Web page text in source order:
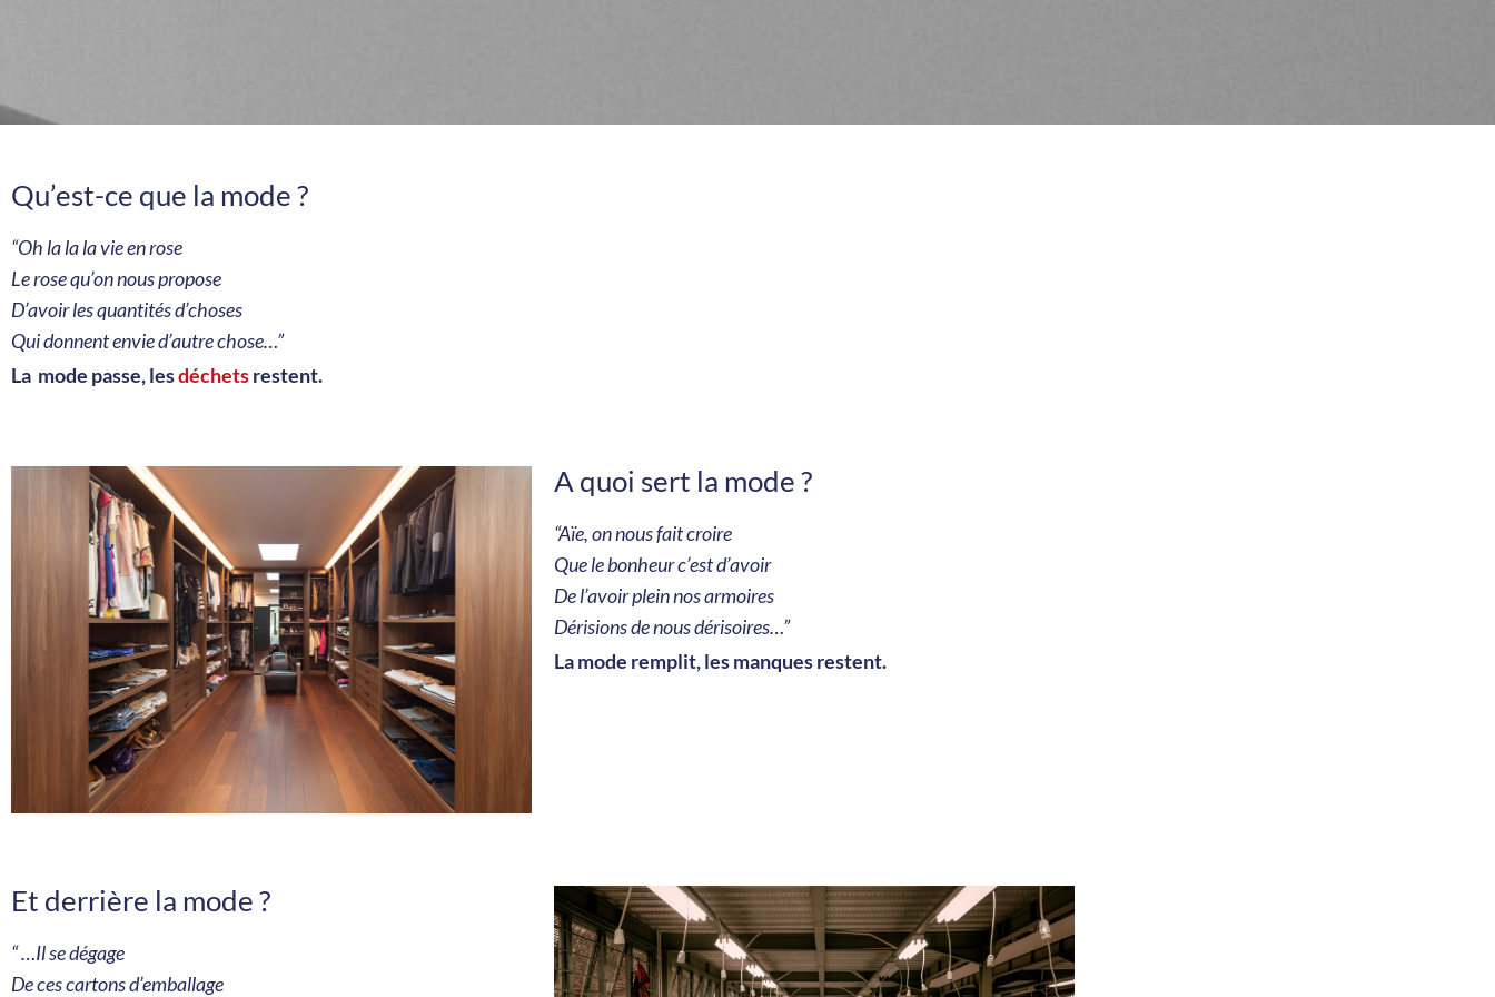
Qu’est-ce que la mode ?
“Oh la la la vie en rose
Le rose qu’on nous propose
D’avoir les quantités d’choses
Qui donnent envie d’autre chose…”
La mode passe, lesdéchetsrestent.
A quoi sert la mode ?
“Aïe, on nous fait croire
Que le bonheur c’est d’avoir
De l’avoir plein nos armoires
Dérisions de nous dérisoires…”
La mode remplit, les manques restent.
Et derrière la mode ?
“ …Il se dégage
De ces cartons d’emballage